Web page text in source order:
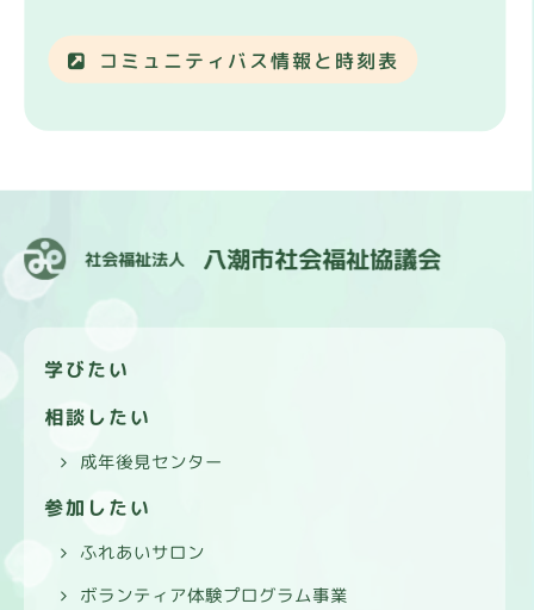
コミュニティバス情報と時刻表
学びたい
相談したい
成年後見センター
参加したい
ふれあいサロン
ボランティア体験プログラム事業